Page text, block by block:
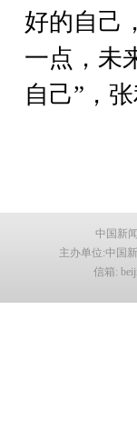
好的自己
一点，未
自己”，
中国新
主办单位:中国
信箱: